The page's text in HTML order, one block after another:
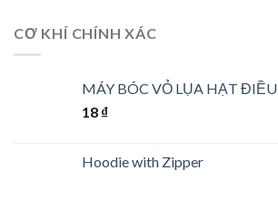
CƠ KHÍ CHÍNH XÁC
MÁY BÓC VỎ LỤA HẠT ĐIỀU
18 ₫
Hoodie with Zipper